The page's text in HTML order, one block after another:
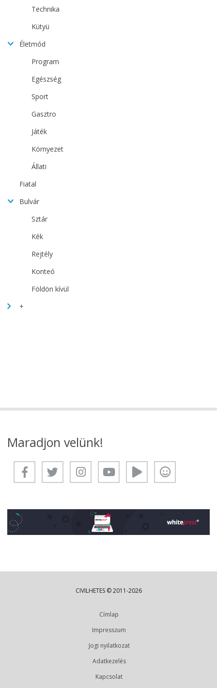
Technika
Kütyü
Életmód
Program
Egészség
Sport
Gasztro
Játék
Környezet
Állati
Fiatal
Bulvár
Sztár
Kék
Rejtély
Konteó
Földön kívül
+
Maradjon velünk!
CIVILHETES © 2011-2026
Címlap
Impresszum
Jogi nyilatkozat
Adatkezelés
Kapcsolat